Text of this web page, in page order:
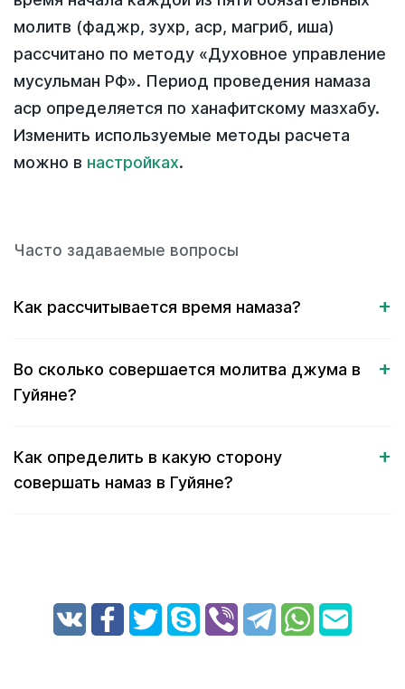
молитв (фаджр, зухр, аср, магриб, иша)
рассчитано по методу «Духовное управление
мусульман РФ». Период проведения намаза
аср определяется по ханафитскому мазхабу.
Изменить используемые методы расчета
можно в настройках.
Часто задаваемые вопросы
Как рассчитывается время намаза?
Во сколько совершается молитва джума в
Гуйяне?
Как определить в какую сторону
совершать намаз в Гуйяне?